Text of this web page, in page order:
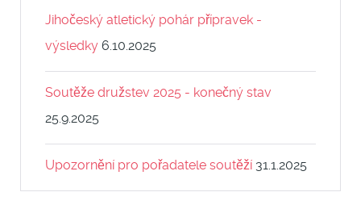
Jihočeský atletický pohár přípravek -
výsledky 6.10.2025
Soutěže družstev 2025 - konečný stav
25.9.2025
Upozornění pro pořadatele soutěží 31.1.2025